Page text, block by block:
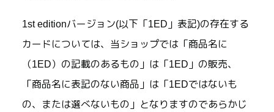
1st editionバージョン(以下「1ED」表記)の存在する
カードについては、当ショップでは「商品名に
（1ED）の記載のあるもの」は「1ED」の販売、
「商品名に表記のない商品」は「1EDではないも
の、または選べないもの」となりますのであらかじ